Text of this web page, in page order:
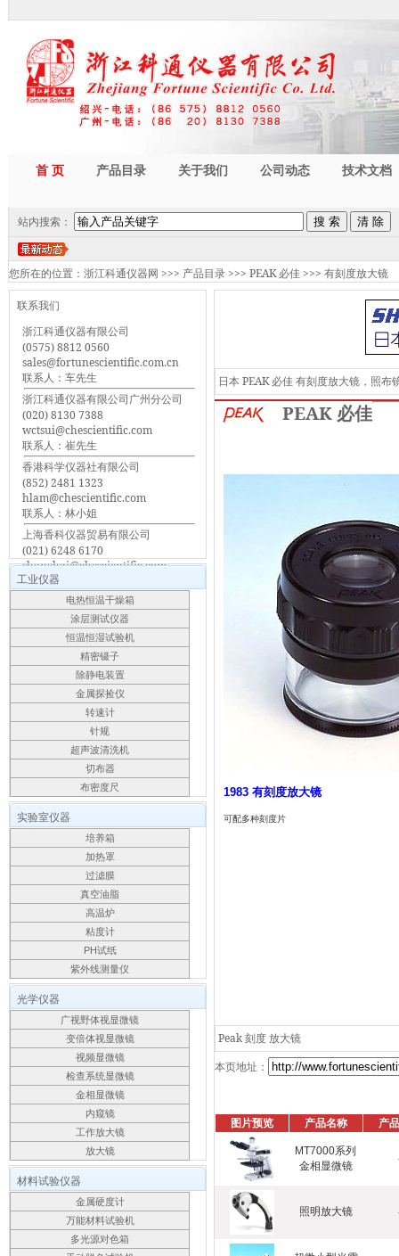
首 页 产品目录 关于我们 公司动态 技术文档
站内搜索：
您所在的位置： 浙江科通仪器网 >>> 产品目录 >>> PEAK 必佳 >>> 有刻度放大镜
联系我们
浙江科通仪器有限公司
(0575) 8812 0560
sales@fortunescientific.com.cn
联系人：车先生
浙江科通仪器有限公司广州分公司
(020) 8130 7388
wctsui@chescientific.com
联系人：崔先生
香港科学仪器社有限公司
(852) 2481 1323
hlam@chescientific.com
联系人：林小姐
上海香科仪器贸易有限公司
(021) 6248 6170
shanghai@chescientific.com
联系人：车先生
工业仪器
电热恒温干燥箱
涂层测试仪器
恒温恒湿试验机
精密镊子
除静电装置
金属探捡仪
转速计
针规
超声波清洗机
切布器
布密度尺
实验室仪器
培养箱
加热罩
过滤膜
真空油脂
高温炉
粘度计
PH试纸
紫外线测量仪
光学仪器
广视野体视显微镜
变倍体视显微镜
视频显微镜
检查系统显微镜
金相显微镜
内窥镜
工作放大镜
放大镜
材料试验仪器
金属硬度计
万能材料试验机
多光源对色箱
日本 PEAK 必佳 有刻度放大镜，照
PEAK 必佳
1983 有刻度放大镜
可配多种刻度片
Peak 刻度 放大镜
本页地址：
图片预览 产品名称 产
MT7000系列
金相显微镜
照明放大镜